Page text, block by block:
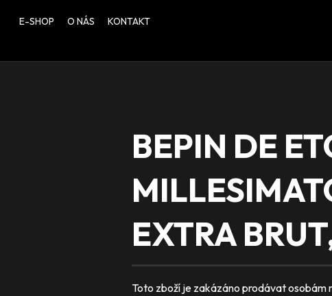
E-SHOP O NÁS KONTAKT
BEPIN DE
EXTRA
Toto zboží je zakázáno prodávat osobám